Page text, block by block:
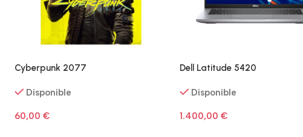
Cyberpunk 2077
Disponible
60,00 €
Dell Latitude 5420
Disponible
1.400,00 €